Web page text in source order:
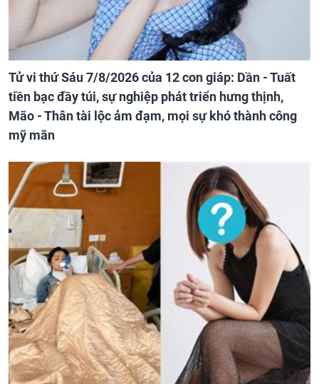
Tử vi thứ Sáu 7/8/2026 của 12 con giáp: Dần - Tuất
tiền bạc đầy túi, sự nghiệp phát triển hưng thịnh,
Mão - Thân tài lộc ảm đạm, mọi sự khó thành công
mỹ mãn